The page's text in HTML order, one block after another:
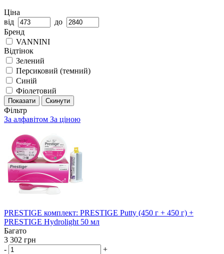
Ціна
від
до
Бренд
VANNINI
Відтінок
Зелений
Персиковий (темний)
Синій
Фіолетовий
Показати Скинути
Фільтр
За алфавітом За ціною
PRESTIGE комплект: PRESTIGE Putty (450 г + 450 г) +
PRESTIGE Hydrolight 50 мл
Багато
3 302 грн
-
+